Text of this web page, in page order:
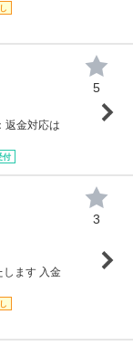
金対応は
付
5
ます 入金
3